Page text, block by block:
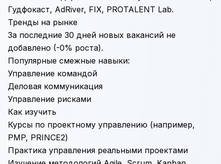
Гудфокаст, AdRiver, FIX, PROTALENT Lab.
Тренды на рынке
За последние 30 дней новых вакансий не
добавлено (-0% роста).
Популярные смежные навыки:
Управление командой
Деловая коммуникация
Управление рисками
Как изучить
Курсы по проектному управлению (например,
PMP, PRINCE2)
Практика управления реальными проектами